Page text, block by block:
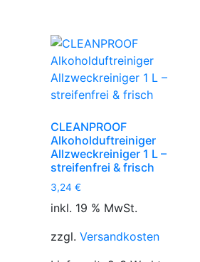
CLEANPROOF
Alkoholduftreiniger
Allzweckreiniger 1 L –
streifenfrei & frisch
3,24 €
inkl. 19 % MwSt.
zzgl. Versandkosten